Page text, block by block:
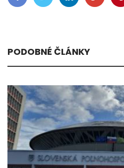
PODOBNÉ ČLÁNKY